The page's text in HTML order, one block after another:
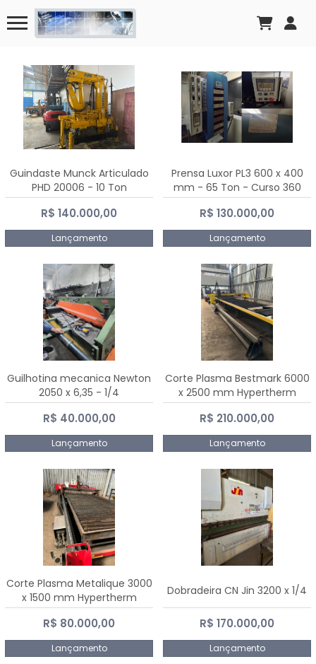
Guindaste Munck Articulado
PHD 20006 - 10 Ton
R$ 140.000,00
Lançamento
Prensa Luxor PL3 600 x 400
mm - 65 Ton - Curso 360
mm
R$ 130.000,00
Lançamento
Guilhotina mecanica Newton
2050 x 6,35 - 1/4
R$ 40.000,00
Lançamento
Corte Plasma Bestmark 6000
x 2500 mm Hypertherm
MaxPro 200
R$ 210.000,00
Lançamento
Corte Plasma Metalique 3000
x 1500 mm Hypertherm
Powermax 45 xp
R$ 80.000,00
Lançamento
Dobradeira CN Jin 3200 x 1/4
R$ 170.000,00
Lançamento